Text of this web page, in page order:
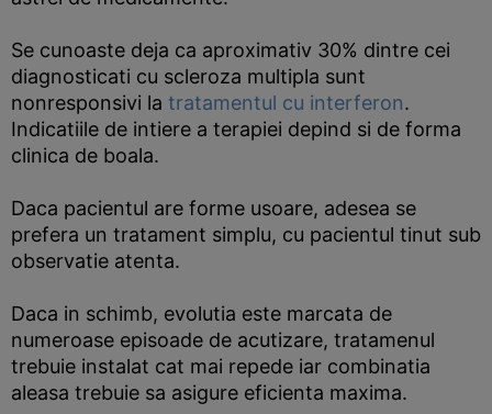
Se cunoaste deja ca aproximativ 30% dintre cei
diagnosticati cu scleroza multipla sunt
nonresponsivi la tratamentul cu interferon.
Indicatiile de intiere a terapiei depind si de forma
clinica de boala.
Daca pacientul are forme usoare, adesea se
prefera un tratament simplu, cu pacientul tinut sub
observatie atenta.
Daca in schimb, evolutia este marcata de
numeroase episoade de acutizare, tratamenul
trebuie instalat cat mai repede iar combinatia
aleasa trebuie sa asigure eficienta maxima.